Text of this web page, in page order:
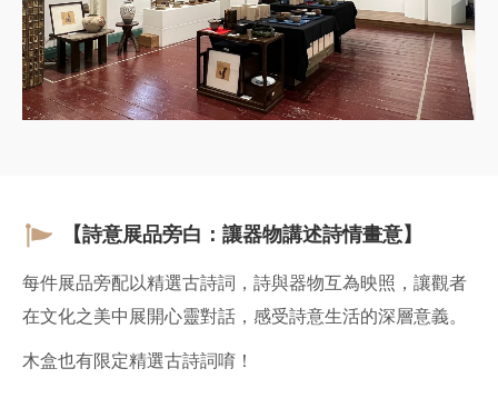
【詩意展品旁白：讓器物講述詩情畫意】
每件展品旁配以精選古詩詞，詩與器物互為映照，讓觀者
在文化之美中展開心靈對話，感受詩意生活的深層意義。
木盒也有限定精選古詩詞唷！